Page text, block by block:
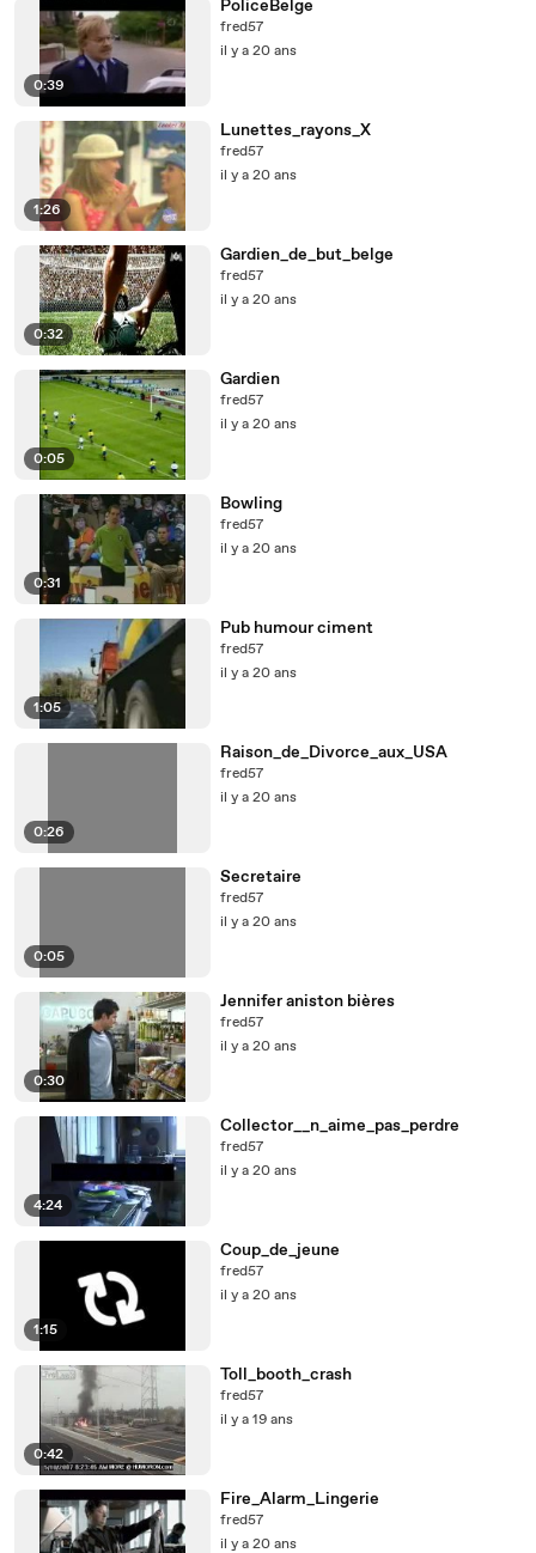
0:39
PoliceBelge
fred57
il y a 20 ans
1:26
Lunettes_rayons_X
fred57
il y a 20 ans
0:32
Gardien_de_but_belge
fred57
il y a 20 ans
0:05
Gardien
fred57
il y a 20 ans
0:31
Bowling
fred57
il y a 20 ans
1:05
Pub humour ciment
fred57
il y a 20 ans
0:26
Raison_de_Divorce_aux_USA
fred57
il y a 20 ans
0:05
Secretaire
fred57
il y a 20 ans
0:30
Jennifer aniston bières
fred57
il y a 20 ans
4:24
Collector__n_aime_pas_perdre
fred57
il y a 20 ans
1:15
Coup_de_jeune
fred57
il y a 20 ans
0:42
Toll_booth_crash
fred57
il y a 19 ans
Fire_Alarm_Lingerie
fred57
il y a 20 ans